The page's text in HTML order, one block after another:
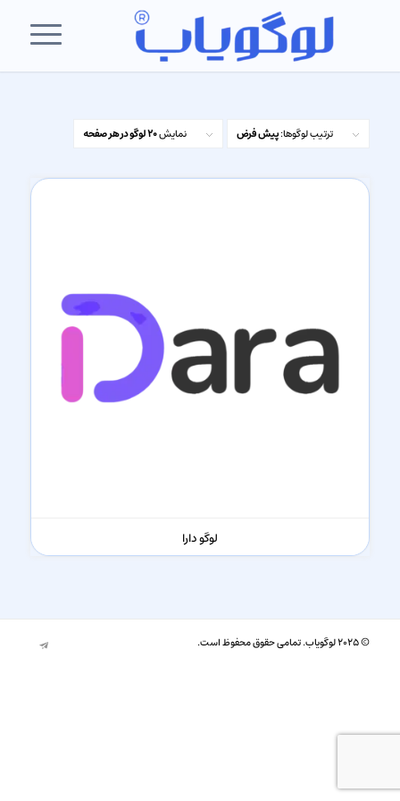
ترتیب لوگوها:پیش فرض نمایش20 لوگو در هر صفحه
لوگو دارا
© ۲۰۲۵ لوگویاب. تمامی حقوق محفوظ است.